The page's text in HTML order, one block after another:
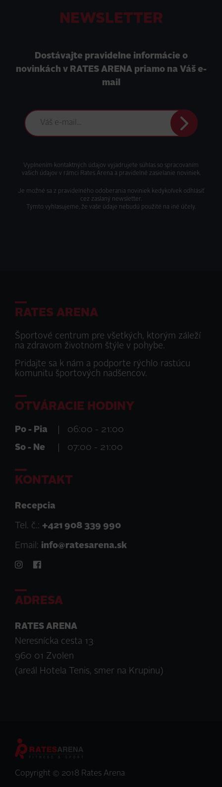
NEWSLETTER
Dostávajte pravidelne informácie o
novinkách v RATES ARENA priamo na Váš e-
mail
Odoslať
Vyplnením kontaktných údajov vyjadrujete súhlas so spracovaním
vašich údajov v rámci Rates Arena a pravidelné zasielanie noviniek.
Je možné sa z pravidelného odoberania noviniek kedykoľvek odhlásiť
cez zaslaný newsletter.
Týmto vyhlasujeme, že vaše údaje nebudú použité na iné účely.
RATES ARENA
Športové centrum pre všetkých, ktorým záleží
na zdravom životnom štýle v pohybe.
Pridajte sa k nám a podporte rýchlo rastúcu
komunitu športových nadšencov.
OTVÁRACIE HODINY
Po - Pia
06:00 - 21:00
So - Ne
07:00 - 21:00
KONTAKT
Recepcia
Tel. č.: +421 908 339 990
Email: info@ratesarena.sk
ADRESA
RATES ARENA
Neresnícka cesta 13
960 01 Zvolen
(areál Hotela Tenis, smer na Krupinu)
Copyright © 2018 Rates Arena